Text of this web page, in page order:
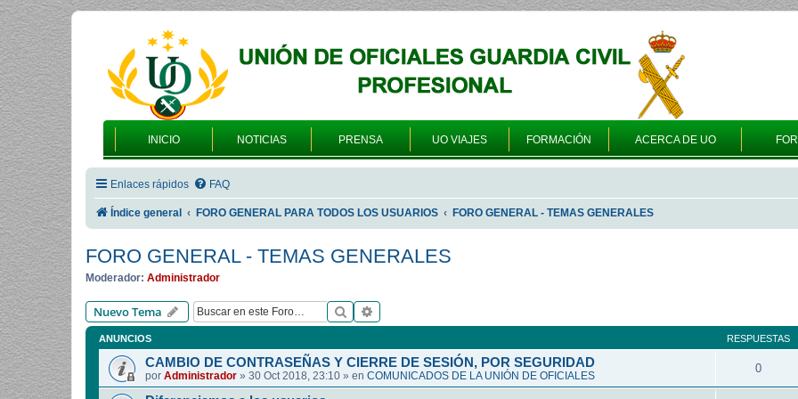
INICIO NOTICIAS PRENSA UO VIAJES FORMACIÓN ACERCA DE UO
Enlaces rápidos FAQ
Índice general FORO GENERAL PARA TODOS LOS USUARIOS FORO GENERAL - TEMAS GENERALES
FORO GENERAL - TEMAS GENERALES
Moderador: Administrador
Nuevo Tema Buscar
ANUNCIOS RESPUESTAS
CAMBIO DE CONTRASEÑAS Y CIERRE DE SESIÓN, POR SEGURIDAD
por Administrador » 30 Oct 2018, 23:10 » en COMUNICADOS DE LA UNIÓN DE OFICIALES
0